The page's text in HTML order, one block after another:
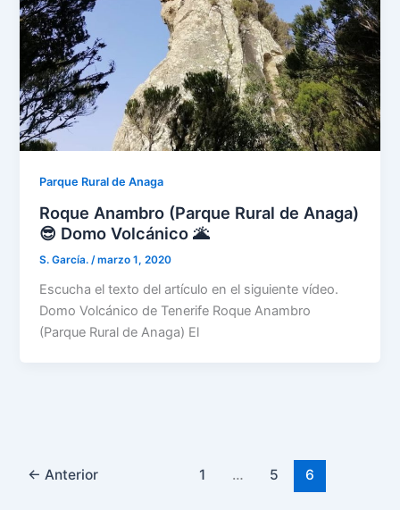
Parque Rural de Anaga
Roque Anambro (Parque Rural de Anaga)
😎 Domo Volcánico 🌋
S. García./marzo 1, 2020
Escucha el texto del artículo en el siguiente vídeo.
Domo Volcánico de Tenerife Roque Anambro
(Parque Rural de Anaga) El
← Anterior 1 … 5 6